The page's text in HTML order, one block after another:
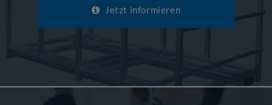
Jetzt informieren